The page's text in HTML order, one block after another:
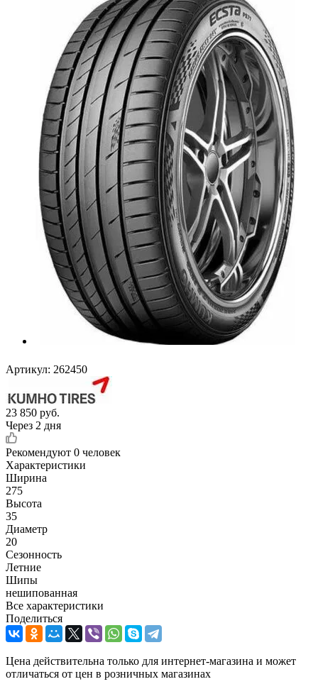
Артикул: 262450
23 850 руб.
Через 2 дня
Рекомендуют 0 человек
Характеристики
Ширина
275
Высота
35
Диаметр
20
Сезонность
Летние
Шипы
нешипованная
Все характеристики
Поделиться
Цена действительна только для интернет-магазина и может
отличаться от цен в розничных магазинах